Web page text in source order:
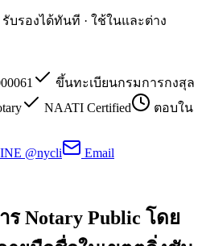
รับรองได้ทันที · ใช้ในและต่าง
ขึ้นทะเบียนกรมการกงสุล
NAATI Certified
ตอบใน
@nycli
Email
ร Notary Public โดย